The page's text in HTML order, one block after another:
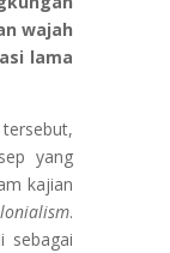
wajah
lama
yang
kajian
.
sebagai